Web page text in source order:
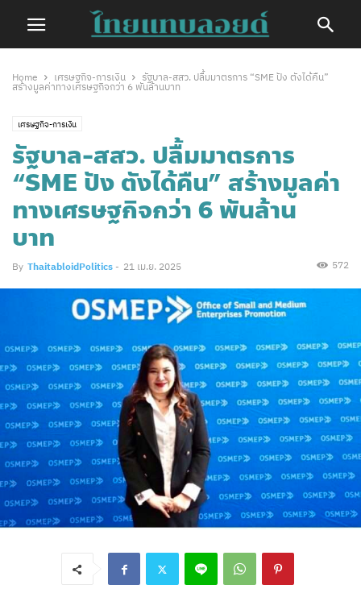
Home เศรษฐกิจ-การเงิน
รัฐบาล-สสว. ปลื้มมาตรการ “SME ปัง ตังได้คืน”
สร้างมูลค่าทางเศรษฐกิจกว่า 6 พันล้านบาท
เศรษฐกิจ-การเงิน
รัฐบาล-สสว. ปลื้มมาตรการ
“SME ปัง ตังได้คืน” สร้างมูลค่า
ทางเศรษฐกิจกว่า 6 พันล้าน
บาท
By ThaitabloidPolitics - 21 เม.ย. 2025 572